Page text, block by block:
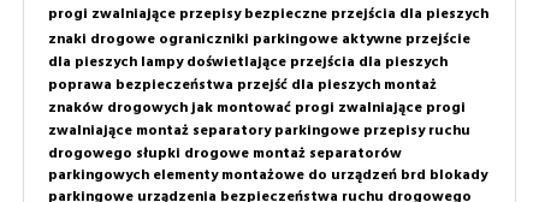
progi zwalniające przepisy bezpieczne przejścia dla pieszych
znaki drogowe ograniczniki parkingowe aktywne przejście
dla pieszych lampy doświetlające przejścia dla pieszych
poprawa bezpieczeństwa przejść dla pieszych montaż
znaków drogowychjak montować progi zwalniające progi
zwalniające montaż separatory parkingowe przepisy ruchu
drogowego słupki drogowe montaż separatorów
parkingowych elementy montażowe do urządzeń brd blokady
parkingowe urządzenia bezpieczeństwa ruchu drogowego